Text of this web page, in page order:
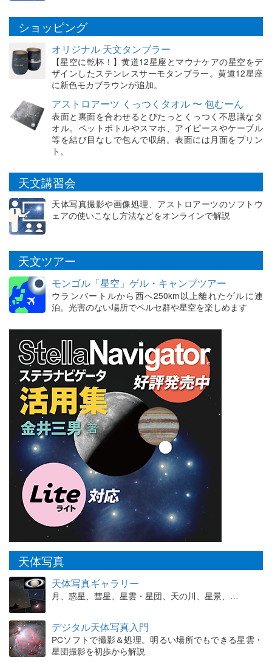
ショッピング
オリジナル 天文タンブラー
【星空に乾杯！】黄道12星座とマウナケアの星空をデ
ザインしたステンレスサーモタンブラー。黄道12星座
に新色モカブラウンが追加。
アストロアーツ くっつくタオル 〜 包むーん
表面と裏面を合わせるとぴたっとくっつく不思議なタ
オル。ペットボトルやスマホ、アイピースやケーブル
等を結び目なしで包んで収納。表面には月面をプリン
ト。
天文講習会
天体写真撮影や画像処理、アストロアーツのソフトウ
ェアの使いこなし方法などをオンラインで解説
天文ツアー
モンゴル「星空」ゲル・キャンプツアー
ウランバートルから西へ250km以上離れたゲルに連
泊。光害のない場所でペルセ群や星空を楽しめます
天体写真
天体写真ギャラリー
月、惑星、彗星、星雲・星団、天の川、星景、…
デジタル天体写真入門
PCソフトで撮影＆処理。明るい場所でもできる星雲・
星団撮影を初歩から解説